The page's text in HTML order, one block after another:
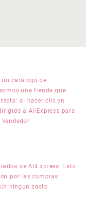
un catálogo de
una tienda que
al hacer clic en
a AliExpress para
de AliExpress. Esto
por las compras
ningún costo